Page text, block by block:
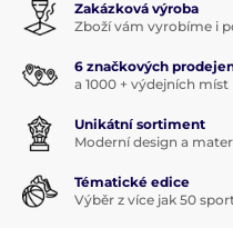
Zakázková výroba
Zboží vám vyrobíme i
6 značkových
a 1000 + výdejních míst
Unikátní sortiment
Moderní design a
Tématické edice
Výběr z více jak 50